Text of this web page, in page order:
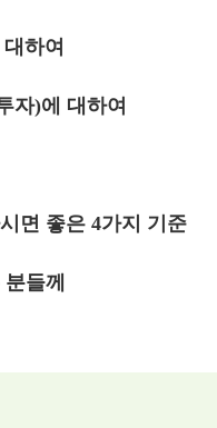
하여
자)에 대하여
면 좋은 4가지 기준
들께